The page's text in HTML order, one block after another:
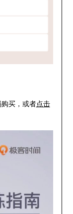
买，或者点击